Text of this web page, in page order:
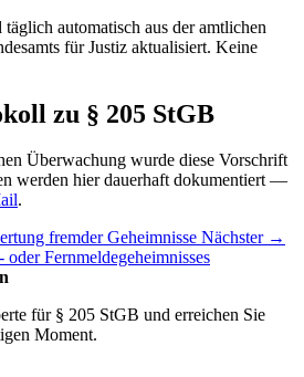
automatisch aus der amtlichen
für Justiz aktualisiert. Keine
zu § 205 StGB
Überwachung wurde diese Vorschrift
werden hier dauerhaft dokumentiert —
.
fremder Geheimnisse Nächster →
oder Fernmeldegeheimnisses
für § 205 StGB und erreichen Sie
Moment.